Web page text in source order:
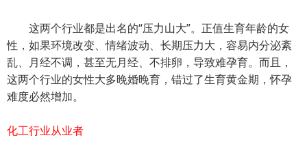
这两个行业都是出名的“压力山大”。正值生育年龄的女
性，如果环境改变、情绪波动、长期压力大，容易内分泌紊
乱、月经不调，甚至无月经、不排卵，导致难孕育。而且，
这两个行业的女性大多晚婚晚育，错过了生育黄金期，怀孕
难度必然增加。
化工行业从业者